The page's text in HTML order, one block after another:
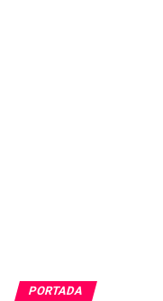
PORTADA